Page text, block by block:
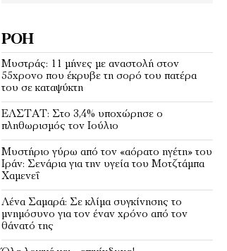
ΡΟΉ
Μυστράς: 11 μήνες με αναστολή στον
55χρονο που έκρυβε τη σορό του πατέρα
του σε καταψύκτη
EΛΣΤΑΤ: Στο 3,4% υποχώρησε ο
πληθωρισμός τον Ιούλιο
Μυστήριο γύρω από τον «αόρατο ηγέτη» του
Ιράν: Σενάρια για την υγεία του Μοτζτάμπα
Χαμενεΐ
Λένα Σαμαρά: Σε κλίμα συγκίνησης το
μνημόσυνο για τον έναν χρόνο από τον
θάνατό της